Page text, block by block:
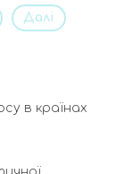
Далі
в країнах